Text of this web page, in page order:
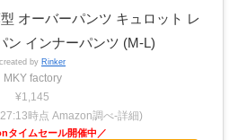
オーバーパンツ キュロット レ
ン インナーパンツ (M-L)
created by Rinker
MKY factory
¥1,145
時点 Amazon調べ-詳細)